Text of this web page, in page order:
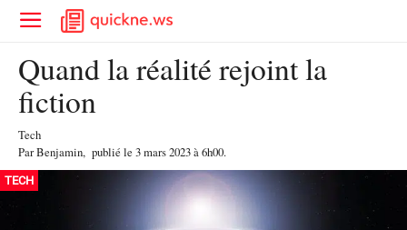
Quand la réalité rejoint la
fiction
Tech
ParBenjamin, publié le 3 mars 2023à 6h00.
TECH